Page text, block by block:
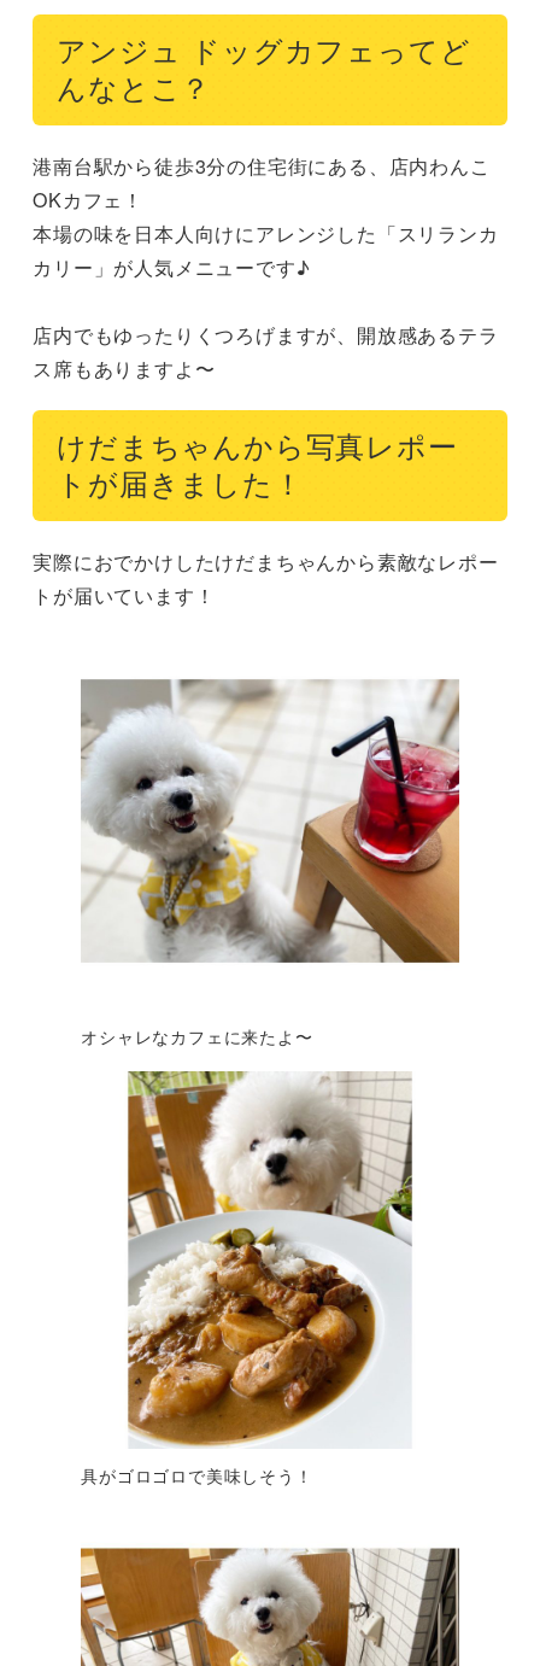
アンジュ ドッグカフェってど
んなとこ？
港南台駅から徒歩3分の住宅街にある、店内わんこ
OKカフェ！
本場の味を日本人向けにアレンジした「スリランカ
カリー」が人気メニューです♪
店内でもゆったりくつろげますが、開放感あるテラ
ス席もありますよ〜
けだまちゃんから写真レポー
トが届きました！
実際におでかけしたけだまちゃんから素敵なレポー
トが届いています！
オシャレなカフェに来たよ〜
具がゴロゴロで美味しそう！